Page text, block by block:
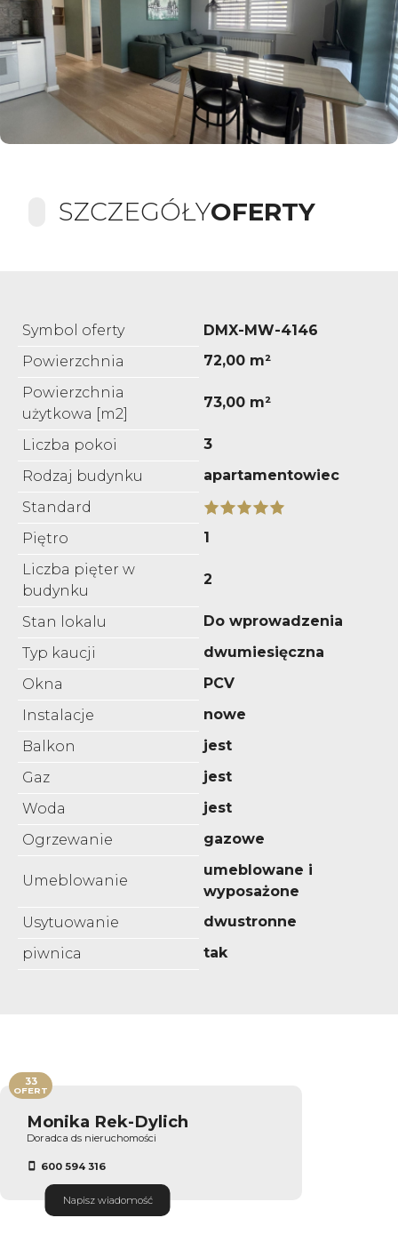
SZCZEGÓŁYOFERTY
Symbol oferty
DMX-MW-4146
Powierzchnia
72,00 m²
Powierzchnia
użytkowa [m2]
73,00 m²
Liczba pokoi
3
Rodzaj budynku
apartamentowiec
Standard
Piętro
1
Liczba pięter w
budynku
2
Stan lokalu
Do wprowadzenia
Typ kaucji
dwumiesięczna
Okna
PCV
Instalacje
nowe
Balkon
jest
Gaz
jest
Woda
jest
Ogrzewanie
gazowe
Umeblowanie
umeblowane i
wyposażone
Usytuowanie
dwustronne
piwnica
tak
Monika Rek-Dylich
Doradca ds nieruchomości
600 594 316
Napisz wiadomość
33
OFERT